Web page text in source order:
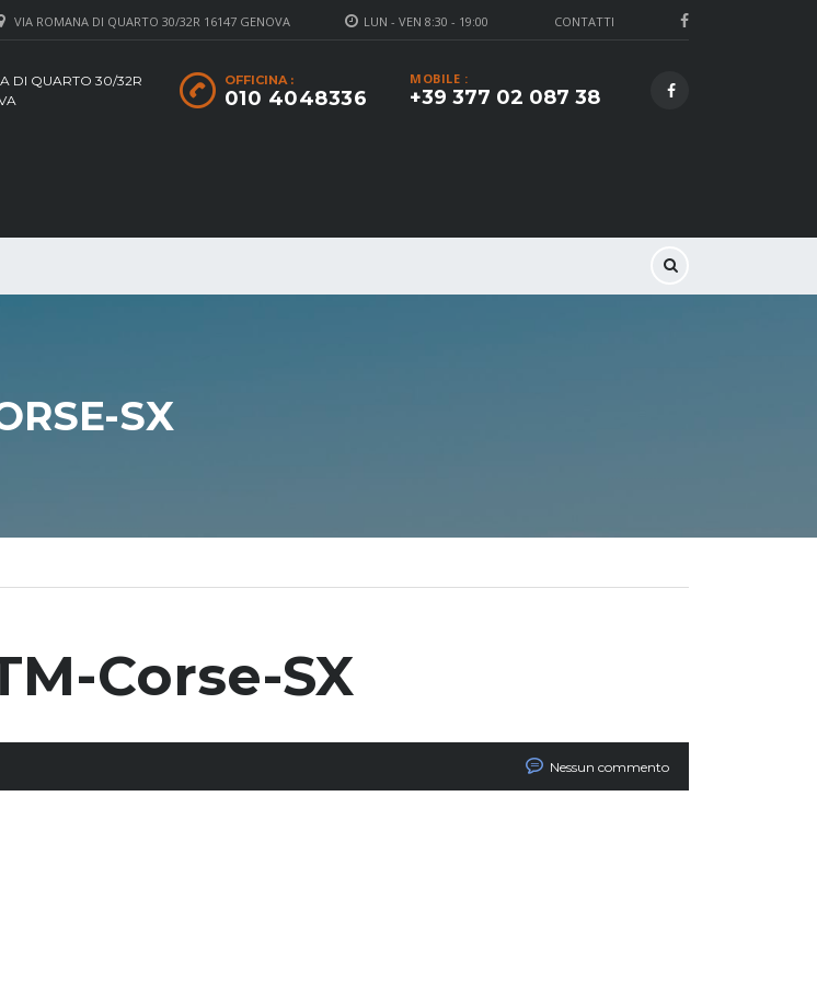
CONTATTI
LUN - VEN 8:30 - 19:00
VIA ROMANA DI QUARTO 30/32R 16147 GENOVA
MOBILE :
+39 377 02 087 38
OFFICINA :
010 4048336
DI QUARTO 30/32R
SX
Corse-SX
Nessun commento